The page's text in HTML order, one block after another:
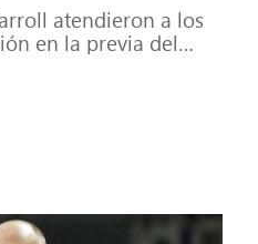
atendieron a los
en la previa del